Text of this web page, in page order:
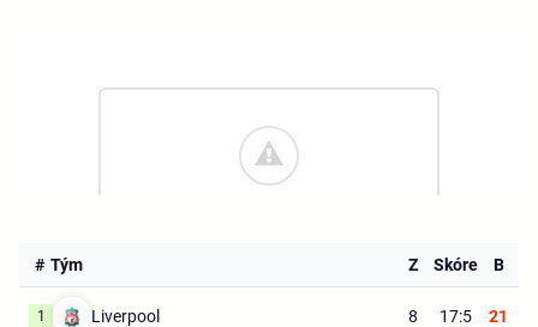
# Tým Z Skóre B
1 Liverpool 8 17:5 21